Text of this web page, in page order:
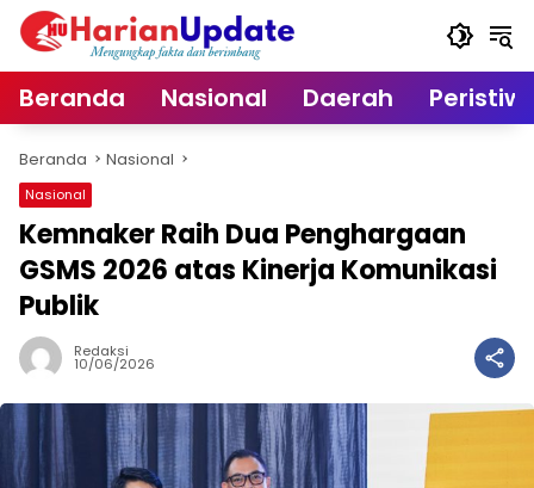
Langsung
Beranda Nasional Daerah
Beranda Nasional
Nasional
Kemnaker Raih Dua Penghargaan
GSMS 2026 atas Kinerja Komunikasi
Publik
Redaksi
10/06/2026